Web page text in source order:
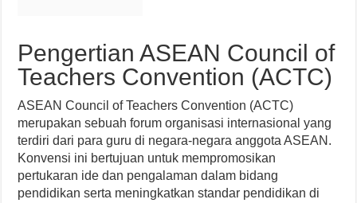
Pengertian ASEAN Council of
Teachers Convention (ACTC)
ASEAN Council of Teachers Convention (ACTC)
merupakan sebuah forum organisasi internasional yang
terdiri dari para guru di negara-negara anggota ASEAN.
Konvensi ini bertujuan untuk mempromosikan
pertukaran ide dan pengalaman dalam bidang
pendidikan serta meningkatkan standar pendidikan di